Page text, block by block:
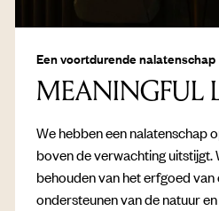
Een voortdurende nalatenschap
MEANINGFUL
We hebben een nalatenschap
boven de verwachting uitstijgt.
behouden van het erfgoed van
ondersteunen van de natuur